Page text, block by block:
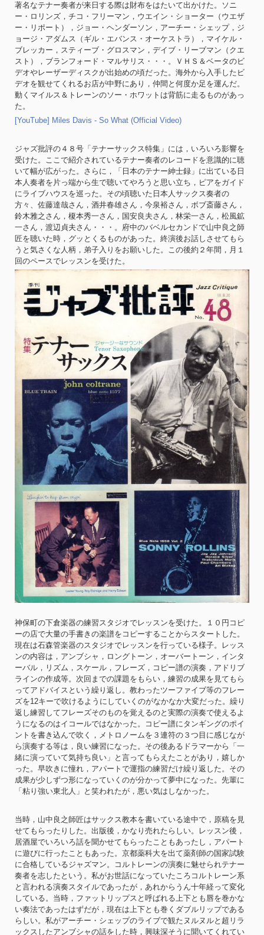
著名なテナー奏者が来日する際は財布をはたいて出かけた。ソニ
ー・ロリンズ，チコ・フリーマン，ウエイン・ショーター（ウエザ
ー・リポート），ジョー・ヘンダーソン，アーチー・シェップ，ジ
ョージ・アダムス（ギル・エバンス・オーケストラ），マイケル・
ブレッカー，スティーブ・グロスマン，デイブ・リーブマン（クエ
スト），ブランフォード・マルサリス・・・。ＶＨＳ＆ベータのビ
デオやレーザーディスクが出始めの頃だった。海外から入手したビ
デオを観せてくれるお店が中野にあり，仲間と何度か足を運んだ。
動くマイルス＆トレーンのソー・ホワットは背筋に走るものがあっ
た。
[YouTube] Miles Davis - So What (Official Video)
ジャズ批評の４８号「テナーサックス特集」には，いろいろ影響を
受けた。ここで紹介されているテナー奏者のレコードを意識的に聴
いて幅が広がった。さらに，「日本のテナー紳士録」に出ている日
本人奏者を片っ端から生で聴いてやろうと思い立ち，ピアをガイド
にライブハウスを巡った。その頃聴いた日本人サックス奏者の
方々、佐藤達哉さん，酒井春雄さん，今泉裕さん，ボブ斎藤さん，
鈴木雅之さん，榎本秀一さん，国安良夫さん，林栄一さん，松風鉱
一さん，渡辺貞夫さん・・・。府中のバベルセカンドで山中良之師
匠を聴いた時，グッとくるものがあった。終演後お話しさせてもら
うと気さくな人柄，弟子入りをお願いした。この後約２年間，月１
回のペースでレッスンを受けた。
神保町の下倉楽器の練習スタジオでレッスンを受けた。１０円コピ
ーの店で大量の手書きの楽譜をコピーすることからスタートした。
現在は石森管楽器のスタジオでレッスンを行っている様子。レッス
ンの内容は，アンブシャ，ロングトーン，オーバートーン，インタ
ーバル，リズム，スケール，フレーズ，コピー譜の演奏，アドリブ
ラインの作成等。次回までの課題をもらい，練習の成果を見てもら
ってアドバイスという繰り返し。教わったツーファイブ等のフレー
ズを12キーで吹けるようにしていくのがなかなか大変だった。繰り
返し練習してフレーズそのものを覚えるのと実際の演奏で使えるよ
うになるのはイコールではなかった。コピー譜にタンギングのポイ
ントを書き込んで吹く，メトロノームを３連符の３つ目に感じなが
ら演奏する等は，良い練習になった。その後あるドラマーから「一
緒に演っていて気持ち良い」と言ってもらえたことがあり，嬉しか
った。早吹きに憧れ，アパートで運指の練習だけ繰り返した。その
成果が少しずつ形になっていくのが分かって夢中になった。先輩に
「粘り強い東北人」と笑われたが，悪い気はしなかった。
当時，山中良之師匠はサックス教本を書いている途中で，原稿を見
せてもらったりした。出版後，かなり売れたらしい。レッスン後，
居酒屋でいろいろ話を聞かせてもらったこともあったし，アパート
に遊びに行ったこともあった。京都薬科大を出て薬剤師の国家試験
に合格しているジャズマン。コルトレーンの演奏に魅せられテナー
奏者を志したという。私がお世話になっていたころコルトレーン系
と言われる演奏スタイルであったが，あれからうん十年経って変化
している。当時，ファットリップスと呼ばれる上下とも唇を巻かな
い奏法であったはずだが，現在は上下とも巻くダブルリップである
らしい。私がアーチー・シェップのライブで観たヌルヌルと超リラ
ックスしたアンブシャの話をした時，興味深そうに聞いてくれてい